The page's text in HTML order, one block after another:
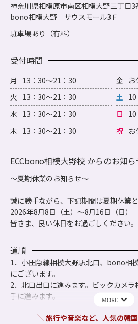
神奈川県相模原市南区相模大野三丁目3
bono相模大野 サウスモール3Ｆ
駐車場あり（有料）
受付時間
月
13：30～21：30
火 13：30～21：30
水 13：30～21：30
木 13：30～21：30
金
お
土
日
祝 お
ECCbono相模大野校 からのお知ら
～夏期休業のお知らせ～
誠に勝手ながら、下記期間は夏期休業
2026年8月8日（土）～8月16日（日）
皆さま、良い休日をお過ごしください。
道順
1．小田急線相模大野駅北口、bono相
にございます。
2．北口出口に進みます。ビックカメ
手に進みます。
ぐ通路を道なりに進みます。